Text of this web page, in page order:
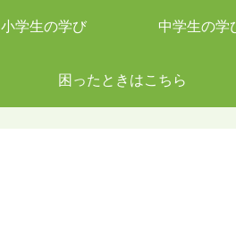
小学生の学び 中学生の学
困ったときはこちら